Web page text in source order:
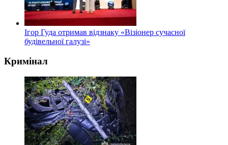
Ігор Гуда отримав відзнаку «Візіонер сучасної
будівельної галузі»
Кримінал